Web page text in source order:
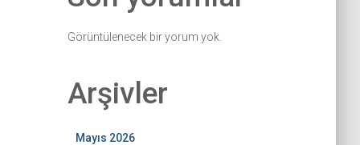
Görüntülenecek bir yorum yok.
Arşivler
Mayıs 2026